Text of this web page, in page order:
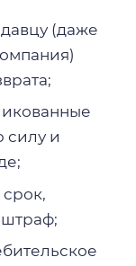
(даже
силу и
штраф;